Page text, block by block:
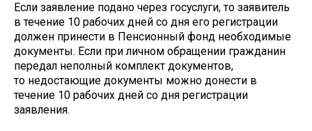
Если заявление подано через госуслуги, то заявитель
в течение 10 рабочих дней со дня его регистрации
должен принести в Пенсионный фонд необходимые
документы. Если при личном обращении гражданин
передал неполный комплект документов,
то недостающие документы можно донести в
течение 10 рабочих дней со дня регистрации
заявления.